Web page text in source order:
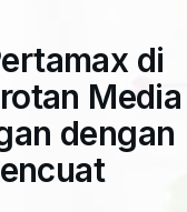
di
Media
dengan